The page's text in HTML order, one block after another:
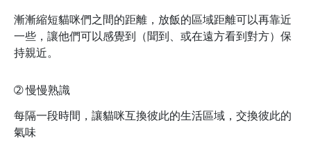
漸漸縮短貓咪們之間的距離，放飯的區域距離可以再靠近
一些，讓他們可以感覺到（聞到、或在遠方看到對方）保
持親近。
➁慢慢熟識
每隔一段時間，讓貓咪互換彼此的生活區域，交換彼此的
氣味